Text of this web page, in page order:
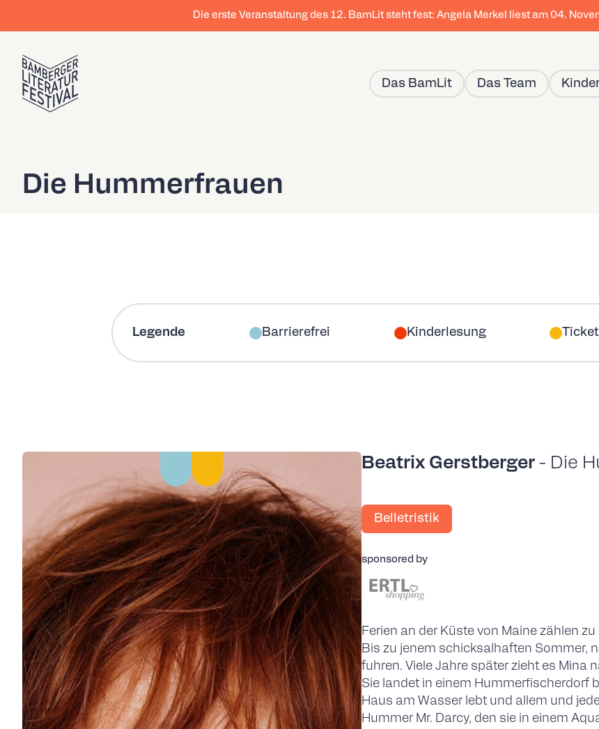
Die erste Veranstaltung des 12. BamLit steht fest: Angela Merkel liest am 04.
Das BamLit Das Team
Die Hummerfrauen
Legende Barrierefrei Kinderlesung
Beatrix Gerstberger- Die
Belletristik
sponsored by
Ferien an der Küste von Maine zählen
Bis zu jenem schicksalhaften Sommer,
fuhren. Viele Jahre später zieht es Mina
Sie landet in einem Hummerfischerdorf
Haus am Wasser lebt und allem und
Hummer Mr. Darcy, den sie in einem